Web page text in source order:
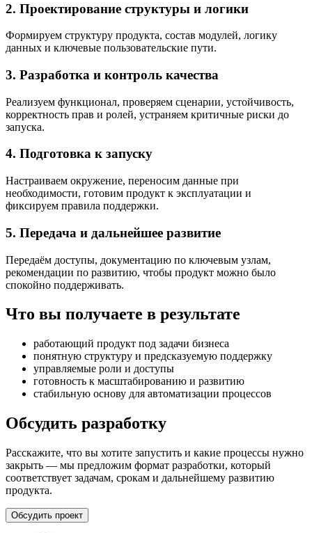
2. Проектирование структуры и логики
Формируем структуру продукта, состав модулей, логику
данных и ключевые пользовательские пути.
3. Разработка и контроль качества
Реализуем функционал, проверяем сценарии, устойчивость,
корректность прав и ролей, устраняем критичные риски до
запуска.
4. Подготовка к запуску
Настраиваем окружение, переносим данные при
необходимости, готовим продукт к эксплуатации и
фиксируем правила поддержки.
5. Передача и дальнейшее развитие
Передаём доступы, документацию по ключевым узлам,
рекомендации по развитию, чтобы продукт можно было
спокойно поддерживать.
Что вы получаете в результате
работающий продукт под задачи бизнеса
понятную структуру и предсказуемую поддержку
управляемые роли и доступы
готовность к масштабированию и развитию
стабильную основу для автоматизации процессов
Обсудить разработку
Расскажите, что вы хотите запустить и какие процессы нужно
закрыть — мы предложим формат разработки, который
соответствует задачам, срокам и дальнейшему развитию
продукта.
Обсудить проект